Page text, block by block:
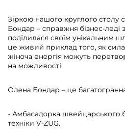
Зіркою нашого круглого столу
Бондар – справжня бізнес-леді
поділилася своїм унікальним
це живий приклад того, як сила
жіноча енергія можуть
на можливості.
Олена Бондар – це
- Амбасадорка швейцарського
техніки V-ZUG.